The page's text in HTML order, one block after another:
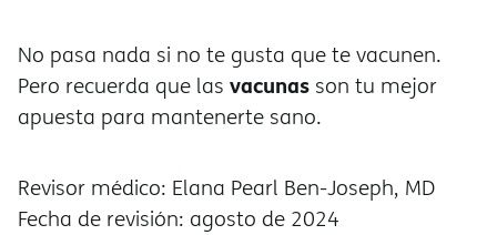
No pasa nada si no te gusta que te vacunen.
Pero recuerda que las vacunas son tu mejor
apuesta para mantenerte sano.
Revisor médico: Elana Pearl Ben-Joseph, MD
Fecha de revisión: agosto de 2024